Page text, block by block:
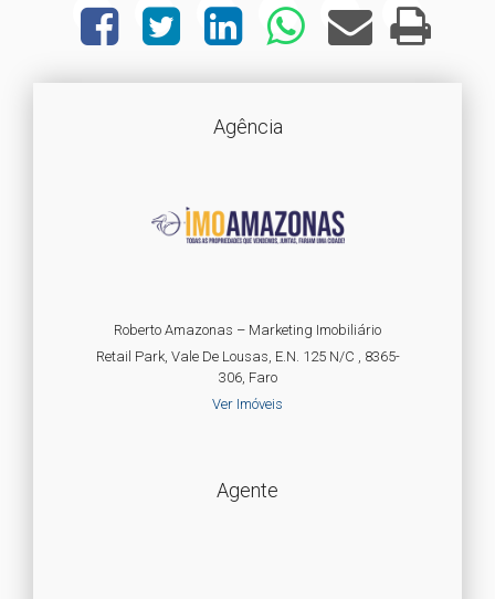
Agência
Roberto Amazonas – Marketing Imobiliário
Retail Park, Vale De Lousas, E.N. 125 N/C , 8365-
306, Faro
Ver Imóveis
Agente